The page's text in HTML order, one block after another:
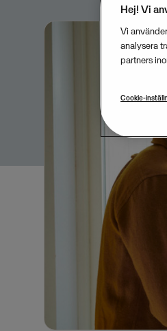
Hej! Vi
Vi
analysera
partners
Cookie-